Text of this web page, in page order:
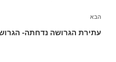
הפוסט
הבא
הבא
עתירת הגרושה נדחתה-